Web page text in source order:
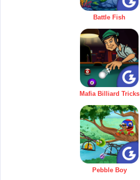
Battle Fish
Mafia Billiard Tricks
Pebble Boy